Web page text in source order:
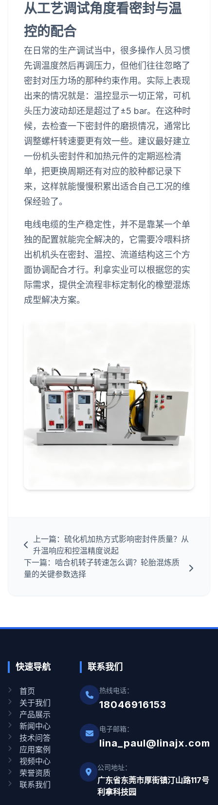
从工艺调试角度看密封与温
控的配合
在日常的生产调试当中，很多操作人员习惯
先调温度然后再调压力，但他们往往忽略了
密封对压力场的那种约束作用。实际上表现
出来的情况就是：温控显示一切正常，可机
头压力波动却还是超过了±5 bar。在这种时
候，去检查一下密封件的磨损情况，通常比
调整螺杆转速要更有效一些。建议最好建立
一份机头密封件和加热元件的定期巡检清
单，把更换周期还有对应的胶种都记录下
来，这样就能慢慢积累出适合自己工况的维
保经验了。
电线电缆的生产稳定性，并不是靠某一个单
独的配置就能完全解决的，它需要冷喂料挤
出机机头在密封、温控、流道结构这三个方
面协调配合才行。利拿实业可以根据您的实
际需求，提供全流程非标定制化的橡塑混炼
成型解决方案。
上一篇：硫化机加热方式影响密封件质量？从
升温响应和控温精度说起
下一篇：啮合机转子转速怎么调？轮胎混炼质
量的关键参数选择
快速导航
首页
关于我们
产品展示
新闻中心
技术问答
应用案例
视频中心
荣誉资质
联系我们
联系我们
热线电话：
18046916153
电子邮箱：
lina_paul@linajx.com
公司地址：
广东省东莞市厚街镇汀山路117号
利拿科技园